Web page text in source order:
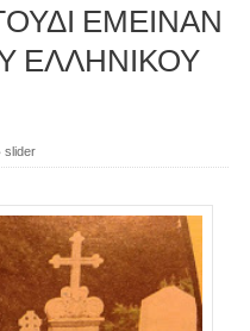
ΕΜΕΙΝΑΝ
ΕΛΛΗΝΙΚΟΥ
slider